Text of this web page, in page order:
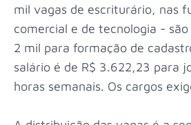
mil vagas de escriturário, nas
comercial e de tecnologia -
2 mil para formação de
salário é de R$ 3.622,23 para
horas semanais. Os cargos